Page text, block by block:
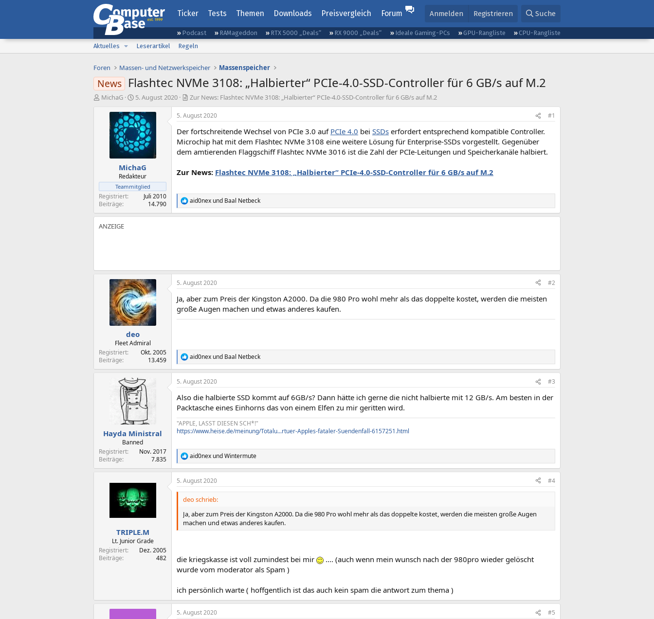
Ticker Tests Themen Downloads Preisvergleich Forum Anmelden Registrieren Suche
Podcast RAMageddon RTX 5000 „Deals“ RX 9000 „Deals“ Ideale Gaming-PCs GPU-Rangliste
CPU-Rangliste
Aktuelles
Leserartikel Regeln
Foren Massen- und Netzwerkspeicher Massenspeicher
News Flashtec NVMe 3108: „Halbierter“ PCIe-4.0-SSD-Controller für 6 GB/s auf M.2
E
MichaG
E
s
t
e
l
l
t
a
m
5. August 2020 Zur News: Flashtec NVMe 3108: „Halbierter“ PCIe-4.0-SSD-Controller für 6 GB/s auf M.2
MichaG
Redakteur
Teammitglied
Registriert
Juli 2010
Beiträge
14.790
5. August 2020 #1
Der fortschreitende Wechsel von PCIe 3.0 auf PCIe 4.0 bei SSDs erfordert entsprechend kompatible Controller.
Microchip hat mit dem Flashtec NVMe 3108 eine weitere Lösung für Enterprise-SSDs vorgestellt. Gegenüber
dem amtierenden Flaggschiff Flashtec NVMe 3016 ist die Zahl der PCIe-Leitungen und Speicherkanäle halbiert.
Zur News: Flashtec NVMe 3108: „Halbierter“ PCIe-4.0-SSD-Controller für 6 GB/s auf M.2
R
e
a
n
aid0nex und Baal Netbeck
deo
Fleet Admiral
Registriert
Okt. 2005
Beiträge
13.459
5. August 2020 #2
Ja, aber zum Preis der Kingston A2000. Da die 980 Pro wohl mehr als das doppelte kostet, werden die meisten
große Augen machen und etwas anderes kaufen.
R
e
a
k
i
o
e
n
aid0nex und Baal Netbeck
Hayda Ministral
Banned
Registriert
Nov. 2017
Beiträge
7.835
5. August 2020 #3
Also die halbierte SSD kommt auf 6GB/s? Dann hätte ich gerne die nicht halbierte mit 12 GB/s. Am besten in der
Packtasche eines Einhorns das von einem Elfen zu mir geritten wird.
"APPLE, LASST DIESEN SCH*!"
https://www.heise.de/meinung/Totalu...rtuer-Apples-fataler-Suendenfall-6157251.html
R
e
a
k
t
n
aid0nex undWintermute
TRIPLE.M
Lt. Junior Grade
Registriert
Dez. 2005
Beiträge
482
5. August 2020 #4
deo schrieb:
Ja, aber zum Preis der Kingston A2000. Da die 980 Pro wohl mehr als das doppelte kostet, werden die meisten große Augen
machen und etwas anderes kaufen.
die kriegskasse ist voll zumindest bei mir
.... (auch wenn mein wunsch nach der 980pro wieder gelöscht
wurde vom moderator als Spam )
ich persönlich warte ( hoffgentlich ist das auch kein spam die antwort zum thema )
5. August 2020 #5